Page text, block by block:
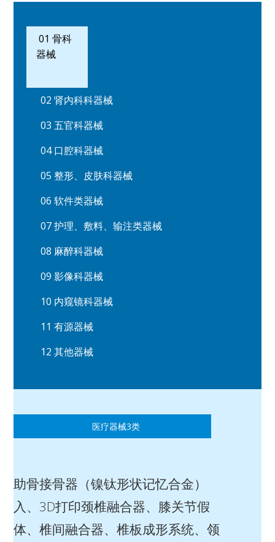
01 骨科
器械
02 肾内科科器械
03 五官科器械
04 口腔科器械
05 整形、皮肤科器械
06 软件类器械
07 护理、敷料、输注类器械
08 麻醉科器械
09 影像科器械
10 内窥镜科器械
11 有源器械
12 其他器械
医疗器械3类
助骨接骨器（镍钛形状记忆合金）
入、3D打印颈椎融合器、膝关节假
体、椎间融合器、椎板成形系统、领